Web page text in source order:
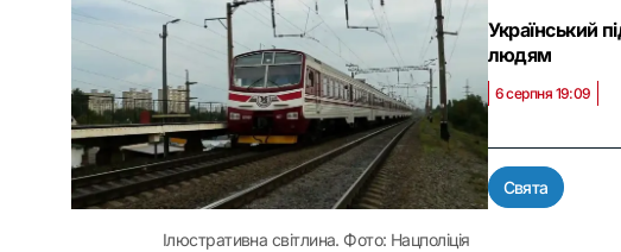
Ілюстративна світлина. Фото: Нацполіція
Український
людям
6 серпня 19:09
Свята